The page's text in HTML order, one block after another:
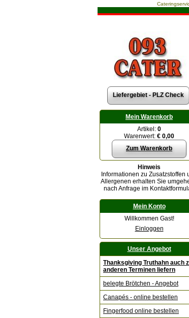
Liefergebiet - PLZ Check
Mein Warenkorb
Artikel: 0
Warenwert: € 0,00
Zum Warenkorb
Hinweis
Informationen zu Zusatzstoffen
Allergenen erhalten Sie
nach Anfrage im
Mein Konto
Willkommen Gast!
Einloggen
Unser Angebot
Thanksgiving Truthahn auch
anderen Terminen liefern
belegte Brötchen - Angebot
Canapés - online bestellen
Fingerfood online bestellen